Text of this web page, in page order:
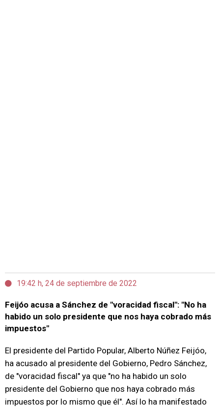
19:42 h, 24 de septiembre de 2022
Feijóo acusa a Sánchez de "voracidad fiscal": "No ha
habido un solo presidente que nos haya cobrado más
impuestos"
El presidente del Partido Popular, Alberto Núñez Feijóo,
ha acusado al presidente del Gobierno, Pedro Sánchez,
de "voracidad fiscal" ya que "no ha habido un solo
presidente del Gobierno que nos haya cobrado más
impuestos por lo mismo que él". Así lo ha manifestado